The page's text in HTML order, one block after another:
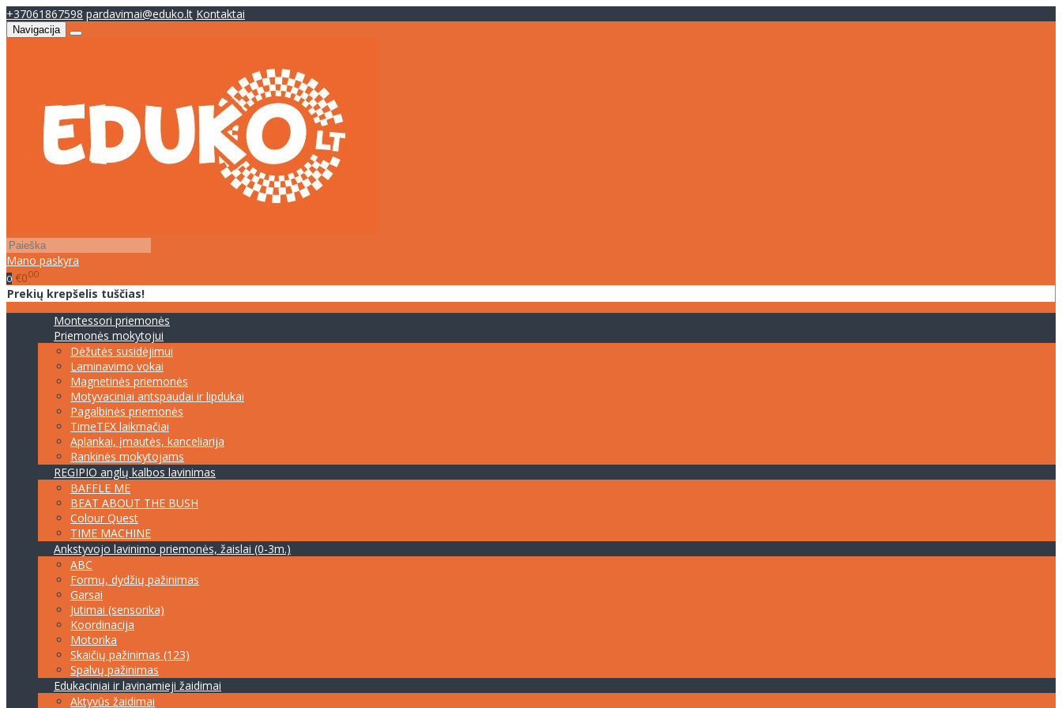
+37061867598 pardavimai@eduko.lt Kontaktai
Navigacija
Mano paskyra
0 €000
Prekių krepšelis tuščias!
Montessori priemonės
Priemonės mokytojui
Dėžutės susidėjimui
Laminavimo vokai
Magnetinės priemonės
Motyvaciniai antspaudai ir lipdukai
Pagalbinės priemonės
TimeTEX laikmačiai
Aplankai, įmautės, kanceliarija
Rankinės mokytojams
REGIPIO anglų kalbos lavinimas
BAFFLE ME
BEAT ABOUT THE BUSH
Colour Quest
TIME MACHINE
Ankstyvojo lavinimo priemonės, žaislai (0-3m.)
ABC
Formų, dydžių pažinimas
Garsai
Jutimai (sensorika)
Koordinacija
Motorika
Skaičių pažinimas (123)
Spalvų pažinimas
Edukaciniai ir lavinamieji žaidimai
Aktyvūs žaidimai